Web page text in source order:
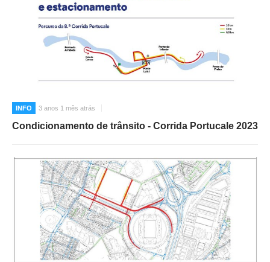
INFO 3 anos 1 mês atrás
Condicionamento de trânsito - Corrida Portucale 2023